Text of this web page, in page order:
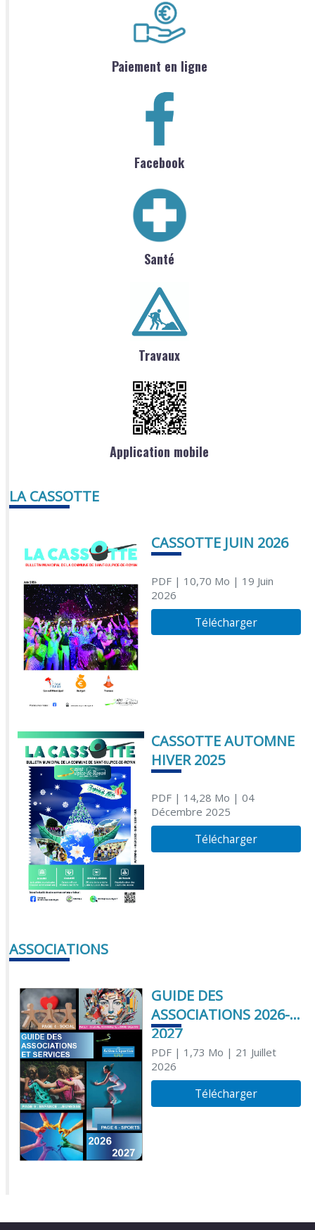
Paiement en ligne
Facebook
Santé
Travaux
Application mobile
LA CASSOTTE
CASSOTTE JUIN 2026
PDF| 10,70 Mo | 19 Juin
2026
Télécharger
CASSOTTE AUTOMNE
HIVER 2025
PDF| 14,28 Mo | 04
Décembre 2025
Télécharger
ASSOCIATIONS
GUIDE DES
ASSOCIATIONS 2026-
2027
PDF| 1,73 Mo | 21 Juillet
2026
Télécharger